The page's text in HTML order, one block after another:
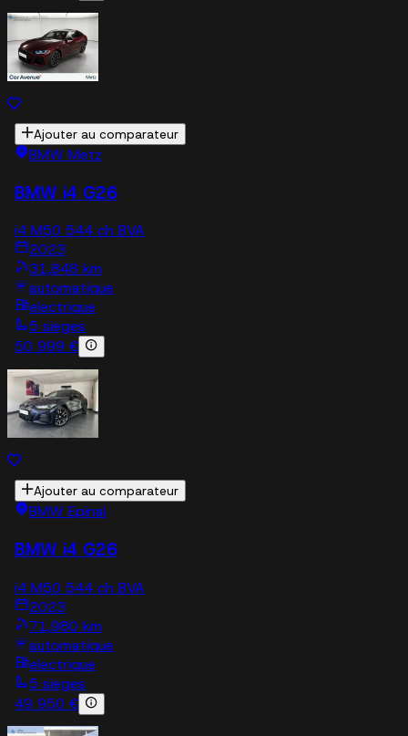
Ajouter au comparateur
BMW Metz
BMW i4 G26
i4 M50 544 ch BVA
2023
31,848 km
automatique
electrique
5 sieges
50 999 €
Ajouter au comparateur
BMW Epinal
BMW i4 G26
i4 M50 544 ch BVA
2023
71,980 km
automatique
electrique
5 sieges
49 950 €